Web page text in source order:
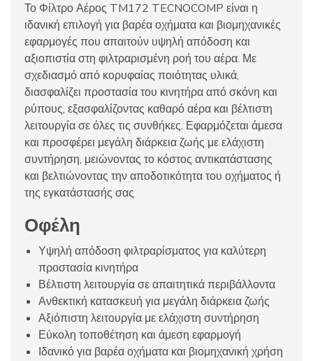
Το Φίλτρο Αέρος TM172 TECNOCOMP είναι η
ιδανική επιλογή για βαρέα οχήματα και βιομηχανικές
εφαρμογές που απαιτούν υψηλή απόδοση και
αξιοπιστία στη φιλτραρισμένη ροή του αέρα. Με
σχεδιασμό από κορυφαίας ποιότητας υλικά,
διασφαλίζει προστασία του κινητήρα από σκόνη και
ρύπους, εξασφαλίζοντας καθαρό αέρα και βέλτιστη
λειτουργία σε όλες τις συνθήκες. Εφαρμόζεται άμεσα
και προσφέρει μεγάλη διάρκεια ζωής με ελάχιστη
συντήρηση, μειώνοντας το κόστος αντικατάστασης
και βελτιώνοντας την αποδοτικότητα του οχήματος ή
της εγκατάστασής σας​
Οφέλη
Υψηλή απόδοση φιλτραρίσματος για καλύτερη
προστασία κινητήρα
Βέλτιστη λειτουργία σε απαιτητικά περιβάλλοντα
Ανθεκτική κατασκευή για μεγάλη διάρκεια ζωής
Αξιόπιστη λειτουργία με ελάχιστη συντήρηση
Εύκολη τοποθέτηση και άμεση εφαρμογή
Ιδανικό για βαρέα οχήματα και βιομηχανική χρήση